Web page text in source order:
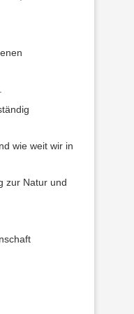
wie weit wir in
zur Natur und